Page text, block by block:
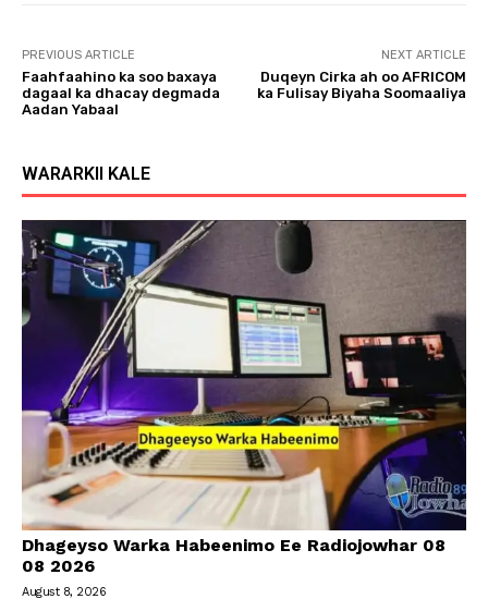
PREVIOUS ARTICLE
Faahfaahino ka soo baxaya
dagaal ka dhacay degmada
Aadan Yabaal
NEXT ARTICLE
Duqeyn Cirka ah oo AFRICOM
ka Fulisay Biyaha Soomaaliya
WARARKII KALE
Dhageyso Warka Habeenimo Ee Radiojowhar 08
08 2026
August 8, 2026